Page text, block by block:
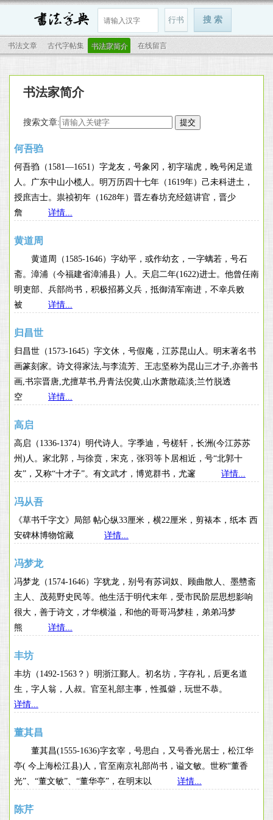
书法文章 古代字帖集 书法家简介 在线留言
书法家简介
搜索文章:
何吾驺
何吾驺（1581—1651）字龙友，号象冈，初字瑞虎，晚号闲足道
人。广东中山小榄人。明万历四十七年（1619年）己未科进土，
授庶吉士。祟祯初年（1628年）晋左春坊充经筵讲官，晋少
詹 详情...
黄道周
黄道周（1585-1646）字幼平，或作幼玄，一字螭若，号石
斋。漳浦（今福建省漳浦县）人。天启二年(1622)进士。他曾任南
明吏部、兵部尚书，积极招募义兵，抵御清军南进，不幸兵败
被 详情...
归昌世
归昌世（1573-1645）字文休，号假庵，江苏昆山人。明末著名书
画篆刻家。诗文得家法,与李流芳、王志坚称为昆山三才子,亦善书
画,书宗晋唐,尤擅草书,丹青法倪黄,山水萧散疏淡;兰竹脱透
空 详情...
高启
高启（1336-1374）明代诗人。字季迪，号槎轩，长洲(今江苏苏
州)人。家北郭，与徐贲，宋克，张羽等卜居相近，号“北郭十
友”，又称“十才子”。有文武才，博览群书，尤邃 详情...
冯从吾
《草书千字文》局部 帖心纵33厘米，横22厘米，剪裱本，纸本 西
安碑林博物馆藏 详情...
冯梦龙
冯梦龙（1574-1646）字犹龙，别号有苏词奴、顾曲散人、墨戆斋
主人、茂苑野史民等。他生活于明代末年，受市民阶层思想影响
很大，善于诗文，才华横溢，和他的哥哥冯梦桂，弟弟冯梦
熊 详情...
丰坊
丰坊（1492-1563？）明浙江鄞人。初名坊，字存礼，后更名道
生，字人翁，人叔。官至礼部主事，性孤僻，玩世不恭。
详情...
董其昌
董其昌(1555-1636)字玄宰，号思白，又号香光居士，松江华
亭( 今上海松江县)人，官至南京礼部尚书，谥文敏。世称“董香
光”、“董文敏”、“董华亭”，在明末以 详情...
陈芹